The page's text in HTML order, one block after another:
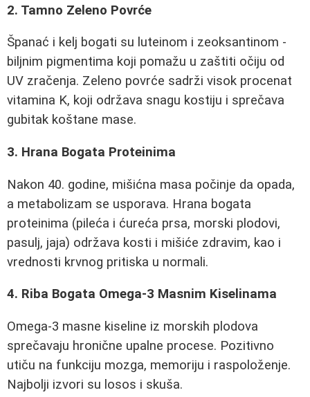
2. Tamno Zeleno Povrće
Španać i kelj bogati su luteinom i zeoksantinom -
biljnim pigmentima koji pomažu u zaštiti očiju od
UV zračenja. Zeleno povrće sadrži visok procenat
vitamina K, koji održava snagu kostiju i sprečava
gubitak koštane mase.
3. Hrana Bogata Proteinima
Nakon 40. godine, mišićna masa počinje da opada,
a metabolizam se usporava. Hrana bogata
proteinima (pileća i ćureća prsa, morski plodovi,
pasulj, jaja) održava kosti i mišiće zdravim, kao i
vrednosti krvnog pritiska u normali.
4. Riba Bogata Omega-3 Masnim Kiselinama
Omega-3 masne kiseline iz morskih plodova
sprečavaju hronične upalne procese. Pozitivno
utiču na funkciju mozga, memoriju i raspoloženje.
Najbolji izvori su losos i skuša.